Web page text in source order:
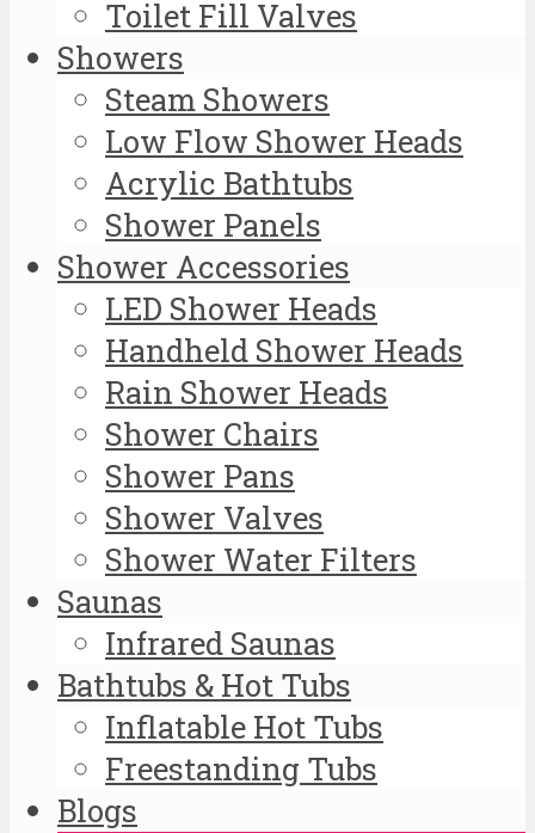
Toilet Fill Valves
Showers
Steam Showers
Low Flow Shower Heads
Acrylic Bathtubs
Shower Panels
Shower Accessories
LED Shower Heads
Handheld Shower Heads
Rain Shower Heads
Shower Chairs
Shower Pans
Shower Valves
Shower Water Filters
Saunas
Infrared Saunas
Bathtubs & Hot Tubs
Inflatable Hot Tubs
Freestanding Tubs
Blogs